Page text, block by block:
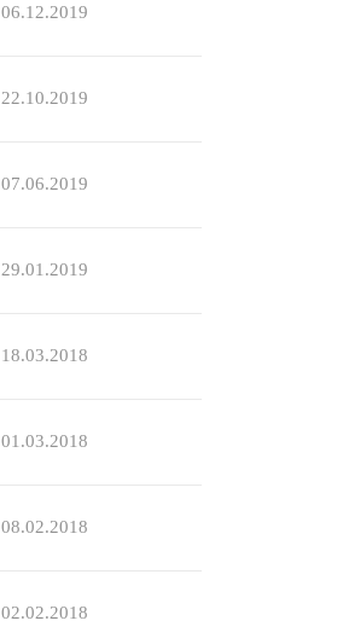
06.12.2019
22.10.2019
07.06.2019
29.01.2019
18.03.2018
01.03.2018
08.02.2018
02.02.2018